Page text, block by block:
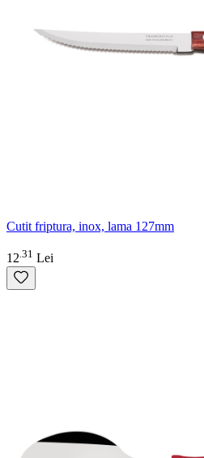
Cutit friptura, inox, lama 127mm
12 31 Lei